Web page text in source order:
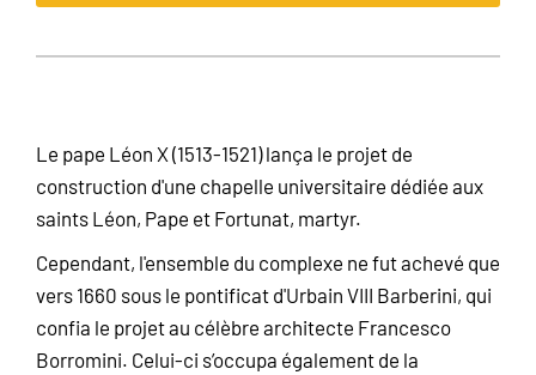
Le pape Léon X (1513-1521) lança le projet de
construction d'une chapelle universitaire dédiée aux
saints Léon, Pape et Fortunat, martyr.
Cependant, l'ensemble du complexe ne fut achevé que
vers 1660 sous le pontificat d'Urbain VIII Barberini, qui
confia le projet au célèbre architecte Francesco
Borromini. Celui-ci s’occupa également de la